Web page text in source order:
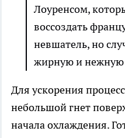
Лоуренсом,
воссоздать
невшатель, но
жирную и нежную
Для ускорения
небольшой гнет
начала охлаждения.